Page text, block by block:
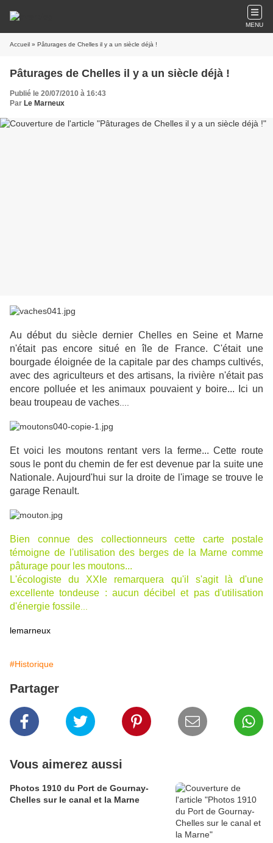
MENU
Accueil » Pâturages de Chelles il y a un siècle déjà !
Pâturages de Chelles il y a un siècle déjà !
Publié le 20/07/2010 à 16:43
Par Le Marneux
Au début du siècle dernier Chelles en Seine et Marne
n'était pas encore situé en île de France. C'était une
bourgade éloignée de la capitale par des champs cultivés,
avec des agriculteurs et des artisans, la rivière n'était pas
encore polluée et les animaux pouvaient y boire... Ici un
beau troupeau de vaches
Et voici les moutons rentant vers la ferme... Cette route
sous le pont du chemin de fer est devenue par la suite une
Nationale. Aujourd'hui sur la droite de l'image se trouve le
garage Renault.
Bien connue des collectionneurs cette carte postale
témoigne de l'utilisation des berges de la Marne comme
pâturage pour les moutons...
L'écologiste du XXIe remarquera qu'il s'agit là d'une
excellente tondeuse : aucun décibel et pas d'utilisation
d'énergie fossile
lemarneux
#Historique
Partager
Vous aimerez aussi
Photos 1910 du Port de Gournay-
Chelles sur le canal et la Marne